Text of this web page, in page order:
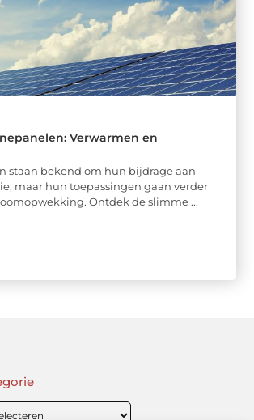
Verwarmen en
staan bekend om hun bijdrage aan
maar hun toepassingen gaan verder
Ontdek de slimme ...